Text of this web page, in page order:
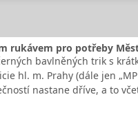
rukávem pro potřeby
bavlněných trik s
hl. m. Prahy (dále jen
nastane dříve, a to